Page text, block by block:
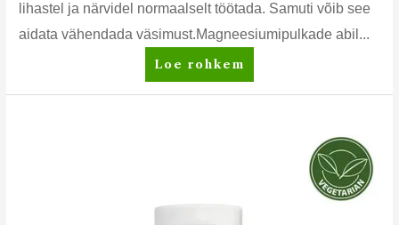
lihastel ja närvidel normaalselt töötada. Samuti võib see
aidata vähendada väsimust.Magneesiumipulkade abil...
XS™
Magneesiumipulgad
Loe rohkem